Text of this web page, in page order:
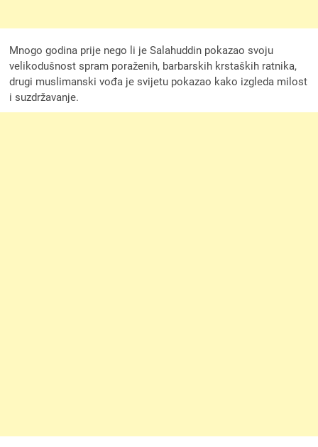
Mnogo godina prije nego li je Salahuddin pokazao svoju
velikodušnost spram poraženih, barbarskih krstaških ratnika,
drugi muslimanski vođa je svijetu pokazao kako izgleda milost
i suzdržavanje.